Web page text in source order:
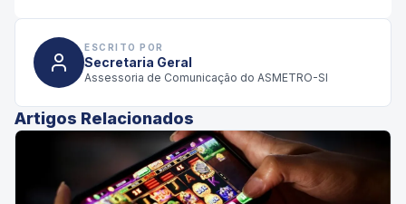
ESCRITO POR
Secretaria Geral
Assessoria de Comunicação do ASMETRO-SI
Artigos Relacionados